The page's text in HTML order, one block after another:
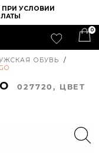
ПРИ УСЛОВИИ
0
ОБУВЬ
/
027720, ЦВЕТ